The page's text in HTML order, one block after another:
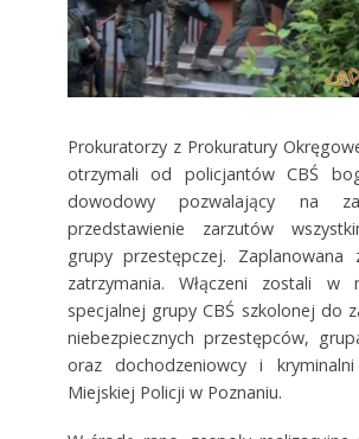
Prokuratorzy z Prokuratury
otrzymali od policjantów CBŚ
dowodowy pozwalający na
przedstawienie zarzutów
grupy przestępczej. Zaplanowana
zatrzymania. Włączeni zostali w
specjalnej grupy CBŚ szkolonej do
niebezpiecznych przestępców,
oraz dochodzeniowcy i
Miejskiej Policji w Poznaniu.